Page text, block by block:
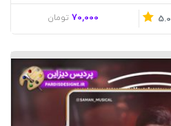
5.0
70,000 تومان